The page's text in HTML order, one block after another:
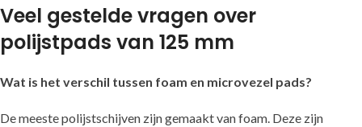
Veel gestelde vragen over
polijstpads van 125 mm
Wat is het verschil tussen foam en microvezel pads?
De meeste polijstschijven zijn gemaakt van foam. Deze zijn